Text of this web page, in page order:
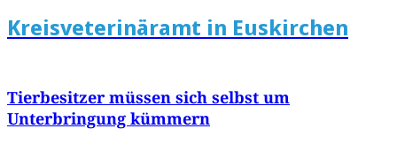
Kreisveterinäramt in Euskirchen
Tierbesitzer müssen sich selbst um
Unterbringung kümmern